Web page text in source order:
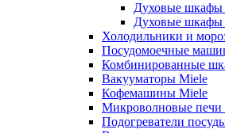
Духовые
Духовые
Холодильники и
Посудомоечные
Комбинированные
Вакууматоры Miele
Кофемашины Miele
Микроволновые печи
Подогреватели